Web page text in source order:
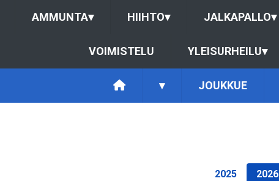
AMMUNTA▾ HIIHTO▾ JALKAPALLO▾
VOIMISTELU YLEISURHEILU▾
▾ JOUKKUE
2025 2026